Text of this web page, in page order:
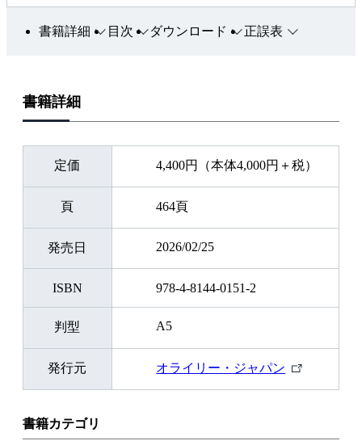
書籍詳細 目次 ダウンロード 正誤表
書籍詳細
定価 4,400円（本体4,000円＋税）
頁 464頁
発売日 2026/02/25
ISBN 978-4-8144-0151-2
判型 A5
発行元 オライリー・ジャパン
外
書籍カテゴリ